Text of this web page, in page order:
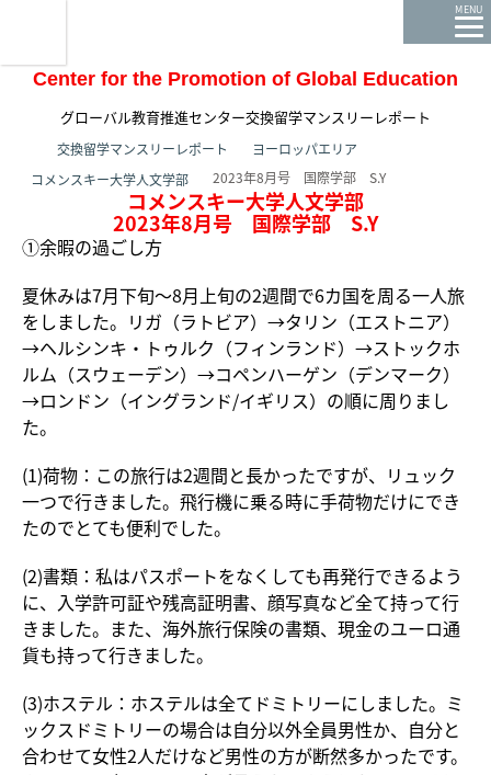
MENU
Center for the Promotion of Global Education
グローバル教育推進センター交換留学マンスリーレポート
ホーム
交換留学マンスリーレポート
ヨーロッパエリア
コメンスキー大学人文学部
2023年8月号 国際学部 S.Y
コメンスキー大学人文学部
2023年8月号 国際学部 S.Y
①余暇の過ごし方
夏休みは7月下旬～8月上旬の2週間で6カ国を周る一人旅
をしました。リガ（ラトビア）→タリン（エストニア）
→ヘルシンキ・トゥルク（フィンランド）→ストックホ
ルム（スウェーデン）→コペンハーゲン（デンマーク）
→ロンドン（イングランド/イギリス）の順に周りまし
た。
(1)荷物：この旅行は2週間と長かったですが、リュック
一つで行きました。飛行機に乗る時に手荷物だけにでき
たのでとても便利でした。
(2)書類：私はパスポートをなくしても再発行できるよう
に、入学許可証や残高証明書、顔写真など全て持って行
きました。また、海外旅行保険の書類、現金のユーロ通
貨も持って行きました。
(3)ホステル：ホステルは全てドミトリーにしました。ミ
ックスドミトリーの場合は自分以外全員男性か、自分と
合わせて女性2人だけなど男性の方が断然多かったです。